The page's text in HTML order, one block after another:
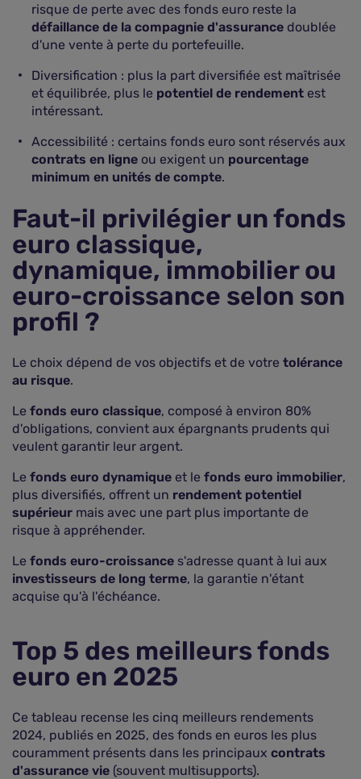
risque de perte avec des fonds euro reste la
défaillance de la compagnie d'assurance doublée
d'une vente à perte du portefeuille.
Diversification : plus la part diversifiée est maîtrisée
et équilibrée, plus le potentiel de rendement est
intéressant.
Accessibilité : certains fonds euro sont réservés aux
contrats en ligne ou exigent un pourcentage
minimum en unités de compte.
Faut-il privilégier un fonds
euro classique,
dynamique, immobilier ou
euro-croissance selon son
profil ?
Le choix dépend de vos objectifs et de votre tolérance
au risque.
Le fonds euro classique, composé à environ 80%
d'obligations, convient aux épargnants prudents qui
veulent garantir leur argent.
Le fonds euro dynamique et le fonds euro immobilier,
plus diversifiés, offrent un rendement potentiel
supérieur mais avec une part plus importante de
risque à appréhender.
Le fonds euro-croissance s'adresse quant à lui aux
investisseurs de long terme, la garantie n'étant
acquise qu'à l'échéance.
Top 5 des meilleurs fonds
euro en 2025
Ce tableau recense les cinq meilleurs rendements
2024, publiés en 2025, des fonds en euros les plus
couramment présents dans les principaux contrats
d'assurance vie (souvent multisupports).